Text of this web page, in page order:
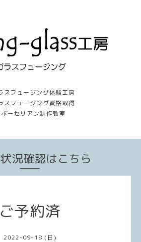
スフュージング体験工房
スフュージング資格取得
ーセリアン制作教室
況確認はこちら
ご予約済
2022-09-18 (日)